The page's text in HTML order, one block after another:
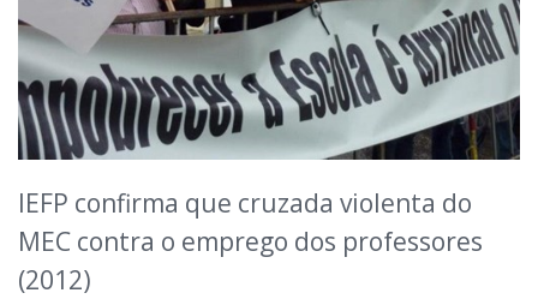
IEFP confirma que cruzada violenta do
MEC contra o emprego dos professores
(2012)